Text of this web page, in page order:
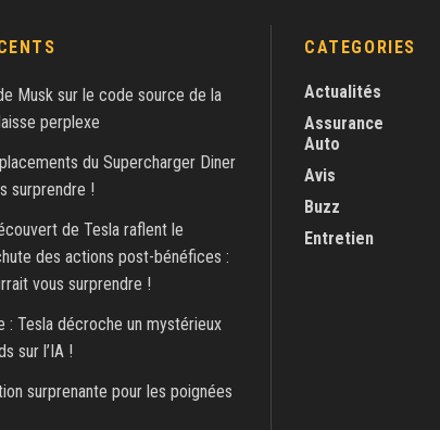
Musk sur le code source de la
perplexe
du Supercharger Diner
surprendre !
de Tesla raflent le
des actions post-bénéfices :
vous surprendre !
: Tesla décroche un mystérieux
sur l’IA !
surprenante pour les poignées
CATEGORIES
Actualités
Assurance
Auto
Avis
Buzz
Entretien